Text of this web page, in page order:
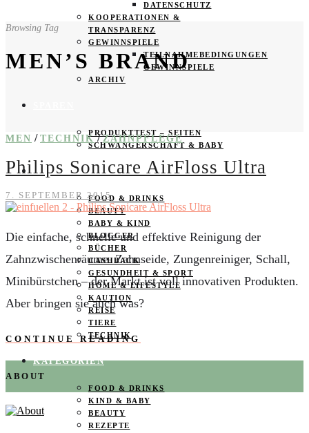
DATENSCHUTZ
KOOPERATIONEN &
TRANSPARENZ
GEWINNSPIELE
TEILNAHMEBEDINGUNGEN
GEWINNSPIELE
ARCHIV
PRODUKTTEST – SEITEN
SCHWANGERSCHAFT & BABY
PRODUKTTESTER GESUCHT
FOOD & DRINKS
BEAUTY
BABY & KIND
BLOGGER
BÜCHER
CASHBACK
GESUNDHEIT & SPORT
HOME & LIFESTYLE
KAUTION
REISE
TIERE
TECHNIK
KATEGORIEN
FOOD & DRINKS
KIND & BABY
BEAUTY
REZEPTE
Browsing Tag
MEN’S BRAND
MEN / TECHNIK / ZAHNPFLEGE
Philips Sonicare AirFloss Ultra
7. SEPTEMBER 2015
Die einfache, schnelle und effektive Reinigung der
Zahnzwischenräume. Zahnseide, Zungenreiniger, Schall,
Minibürstchen – der Markt ist voll innovativen Produkten.
Aber bringen sie auch was?
CONTINUE READING
ABOUT